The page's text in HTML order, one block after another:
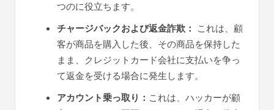
つのに役立ちます。
チャージバックおよび返金詐欺： これは、顧
客が商品を購入した後、その商品を保持した
まま、クレジットカード会社に支払いを争っ
て返金を受ける場合に発生します。
アカウント乗っ取り： これは、ハッカーが顧